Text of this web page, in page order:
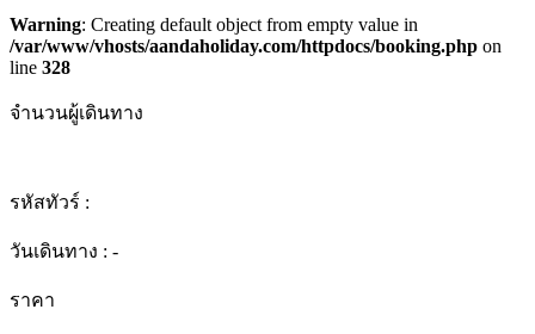
Warning: Creating default object from empty value in
/var/www/vhosts/aandaholiday.com/httpdocs/booking.php on
line 328
จำนวนผู้เดินทาง
รหัสทัวร์ :
วันเดินทาง : -
ราคา